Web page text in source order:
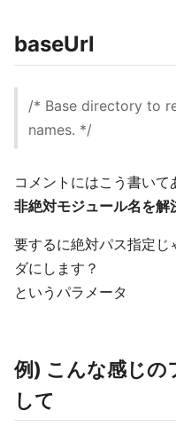
baseUrl
/* Base directory to
names. */
コメントにはこう書いて
非絶対モジュール名を解
要するに絶対パス指定
ダにします？
というパラメータ
例) こんな感じの
して